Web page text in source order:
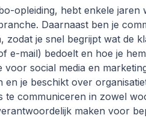
opleiding, hebt enkele jaren
Daarnaast ben je
zodat je snel begrijpt wat de
e-mail) bedoelt en hoe je
voor social media en
je beschikt over
te communiceren in zowel
maken voor